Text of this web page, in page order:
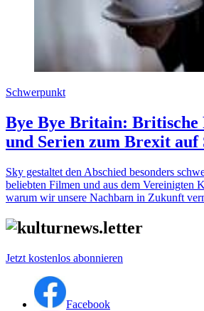
Schwerpunkt
Bye Bye Britain:
und Serien zum Brexit auf
Sky gestaltet den Abschied besonders
beliebten Filmen und aus dem Vereinigten
warum wir unsere Nachbarn in Zukunft
Jetzt kostenlos abonnieren
Facebook